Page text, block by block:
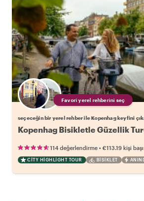
Favori yerel rehberini seç
seçeceğin bir yerel rehber ile Kopenhag keyfini
Kopenhag Bisikletle Güzellik
114 değerlendirme • €113.19 kişi başı
CITY HIGHLIGHT TOUR BISIKLET